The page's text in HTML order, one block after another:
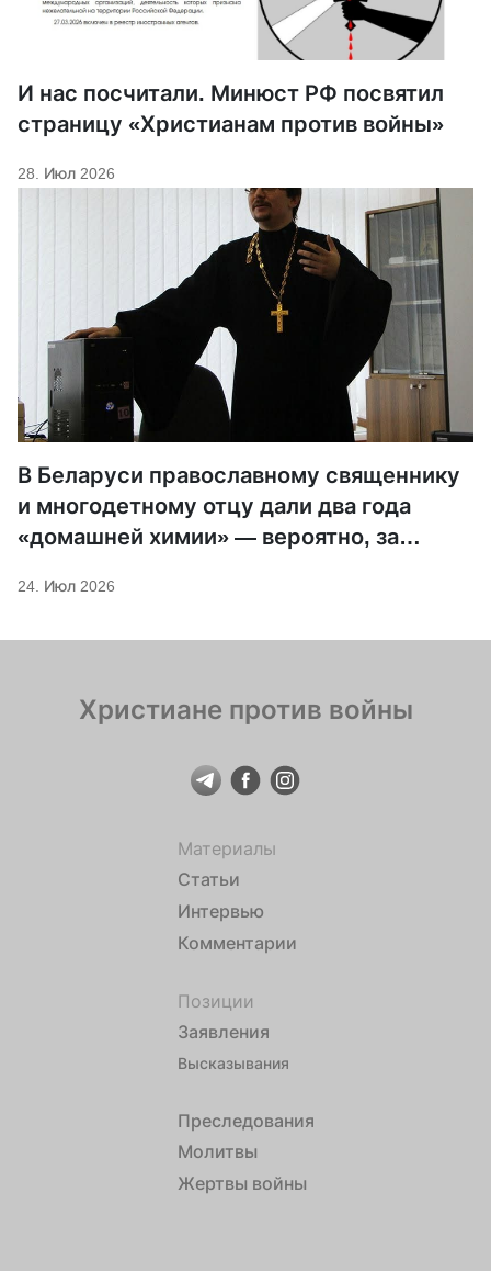
И нас посчитали. Минюст РФ посвятил
страницу «Христианам против войны»
28. Июл 2026
В Беларуси православному священнику
и многодетному отцу дали два года
«домашней химии» — вероятно, за
24. Июл 2026
Христиане против войны
Материалы
Статьи
Интервью
Комментарии
Позиции
Заявления
Высказывания
Преследования
Молитвы
Жертвы войны